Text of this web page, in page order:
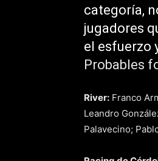
categoría,
jugadores
el esfuerzo
Probables
River: Franco
Leandro
Palavecino;